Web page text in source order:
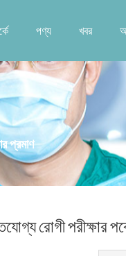
পণ্য খবর
প্রমাণ
রোগী পরীক্ষার